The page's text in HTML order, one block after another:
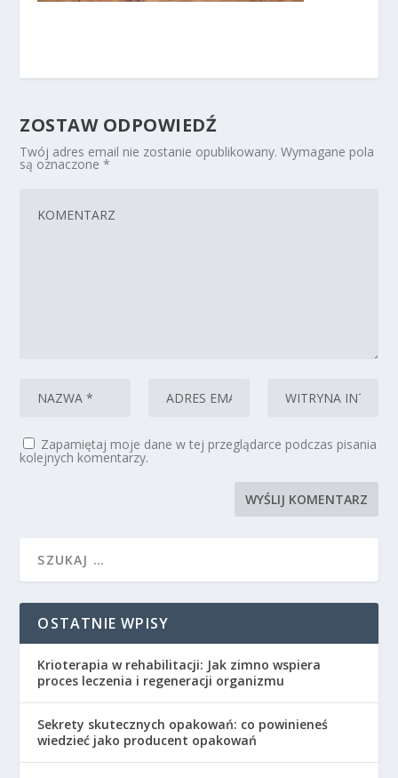
ZOSTAW ODPOWIEDŹ
Twój adres email nie zostanie opublikowany. Wymagane pola
są oznaczone*
Zapamiętaj moje dane w tej przeglądarce podczas pisania
kolejnych komentarzy.
OSTATNIE WPISY
Krioterapia w rehabilitacji: Jak zimno wspiera
proces leczenia i regeneracji organizmu
Sekrety skutecznych opakowań: co powinieneś
wiedzieć jako producent opakowań